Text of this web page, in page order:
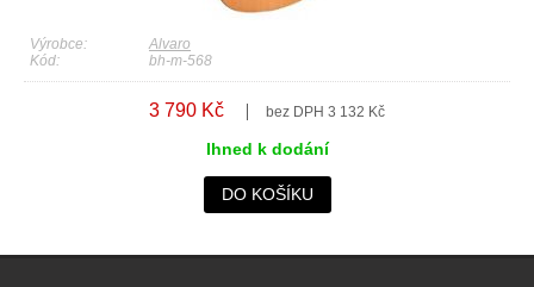
Výrobce:
Alvaro
Kód:
bh-m-568
3 790 Kč bez DPH 3 132 Kč
Ihned k dodání
DO KOŠÍKU